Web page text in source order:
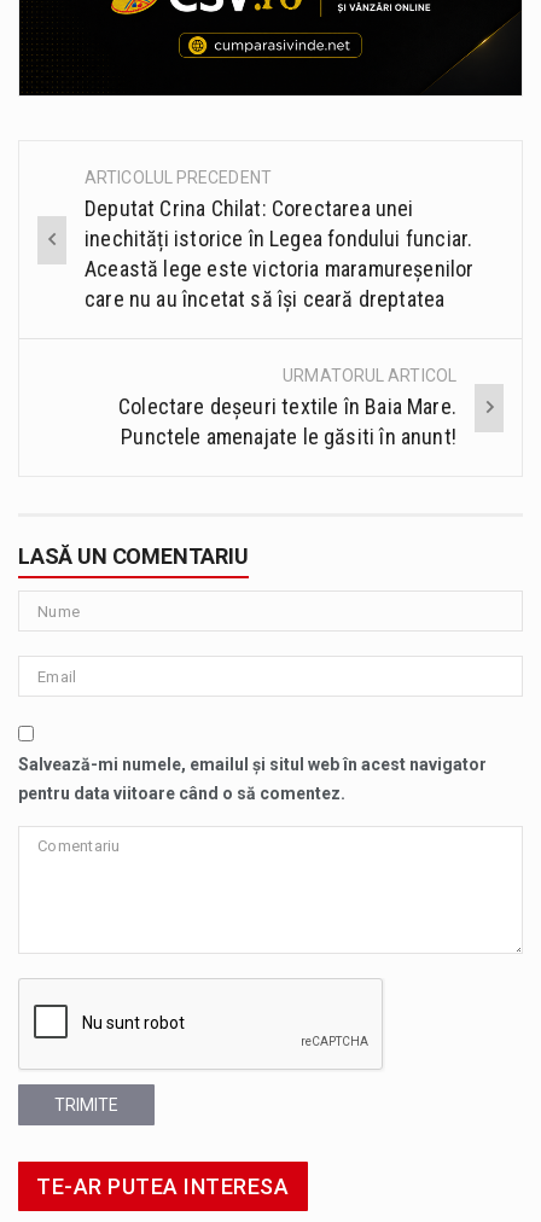
Post
navigation
ARTICOLUL PRECEDENT
Deputat Crina Chilat: Corectarea unei
inechități istorice în Legea fondului funciar.
Această lege este victoria maramureșenilor
care nu au încetat să își ceară dreptatea
URMATORUL ARTICOL
Colectare deșeuri textile în Baia Mare.
Punctele amenajate le găsiti în anunt!
LASĂ UN COMENTARIU
Salvează-mi numele, emailul și situl web în acest navigator
pentru data viitoare când o să comentez.
TRIMITE
TE-AR PUTEA INTERESA